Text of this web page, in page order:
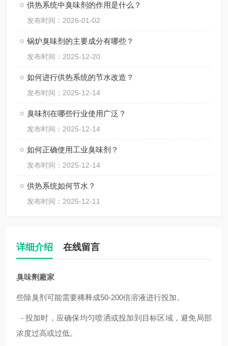
供热系统中臭味剂的作用是什么？
发布时间：2026-01-02
锅炉臭味剂的主要成分有哪些？
发布时间：2025-12-20
如何进行供热系统的节水改造？
发布时间：2025-12-14
臭味剂在哪些行业使用广泛？
发布时间：2025-12-14
如何正确使用工业臭味剂？
发布时间：2025-12-14
供热系统如何节水？
发布时间：2025-12-11
详细介绍 在线留言
臭味劑廠家
些除臭剂可能需要稀释成50-200倍溶液进行投加。
- 投加时，应确保均匀喷洒或投加到目标区域，避免局部
浓度过高或过低。